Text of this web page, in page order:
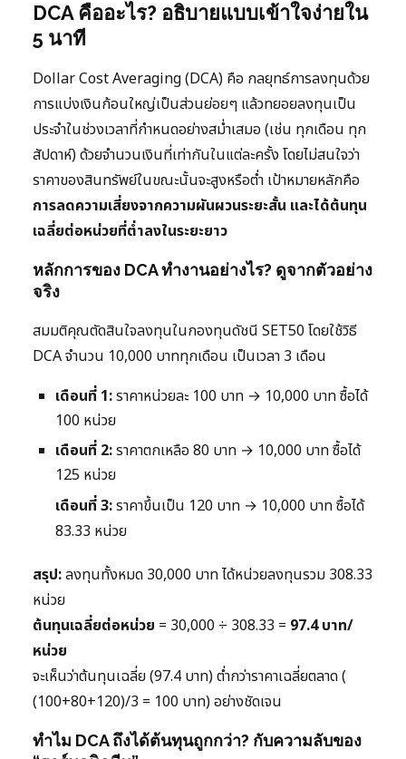
DCA คืออะไร? อธิบายแบบเข้าใจง่ายใน
5 นาที
Dollar Cost Averaging (DCA) คือ กลยุทธ์การลงทุนด้วย
การแบ่งเงินก้อนใหญ่เป็นส่วนย่อยๆ แล้วทยอยลงทุนเป็น
ประจำในช่วงเวลาที่กำหนดอย่างสม่ำเสมอ (เช่น ทุกเดือน ทุก
สัปดาห์) ด้วยจำนวนเงินที่เท่ากันในแต่ละครั้ง โดยไม่สนใจว่า
ราคาของสินทรัพย์ในขณะนั้นจะสูงหรือต่ำ เป้าหมายหลักคือ
การลดความเสี่ยงจากความผันผวนระยะสั้น และได้ต้นทุน
เฉลี่ยต่อหน่วยที่ต่ำลงในระยะยาว
หลักการของ DCA ทำงานอย่างไร? ดูจากตัวอย่าง
จริง
สมมติคุณตัดสินใจลงทุนในกองทุนดัชนี SET50 โดยใช้วิธี
DCA จำนวน 10,000 บาททุกเดือน เป็นเวลา 3 เดือน
เดือนที่ 1:ราคาหน่วยละ 100 บาท → 10,000 บาท ซื้อได้
100 หน่วย
เดือนที่ 2:ราคาตกเหลือ 80 บาท → 10,000 บาท ซื้อได้
125 หน่วย
เดือนที่ 3:ราคาขึ้นเป็น 120 บาท → 10,000 บาท ซื้อได้
83.33 หน่วย
สรุป:ลงทุนทั้งหมด 30,000 บาท ได้หน่วยลงทุนรวม 308.33
หน่วย
ต้นทุนเฉลี่ยต่อหน่วย = 30,000 ÷ 308.33 = 97.4 บาท/
หน่วย
จะเห็นว่าต้นทุนเฉลี่ย (97.4 บาท) ต่ำกว่าราคาเฉลี่ยตลาด (
(100+80+120)/3 = 100 บาท) อย่างชัดเจน
ทำไม DCA ถึงได้ต้นทุนถูกกว่า? กับความลับของ